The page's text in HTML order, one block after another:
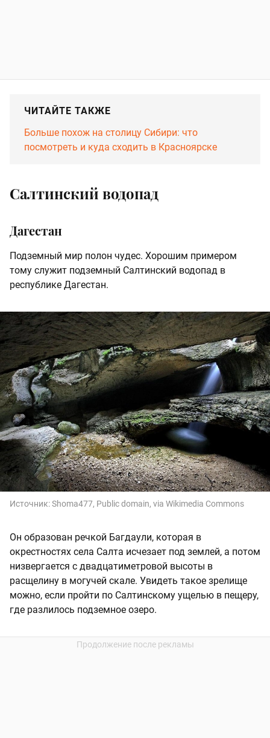
ЧИТАЙТЕ ТАКЖЕ
Больше похож на столицу Сибири: что
посмотреть и куда сходить в Красноярске
Салтинский водопад
Дагестан
Подземный мир полон чудес. Хорошим примером
тому служит подземный Салтинский водопад в
республике Дагестан.
Источник:Shoma477, Public domain, via Wikimedia Commons
Он образован речкой Багдаули, которая в
окрестностях села Салта исчезает под землей, а потом
низвергается с двадцатиметровой высоты в
расщелину в могучей скале. Увидеть такое зрелище
можно, если пройти по Салтинскому ущелью в пещеру,
где разлилось подземное озеро.